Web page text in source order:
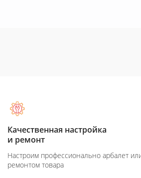
Качественная настройка
и ремонт
Настроим профессионально арбалет
ремонтом товара